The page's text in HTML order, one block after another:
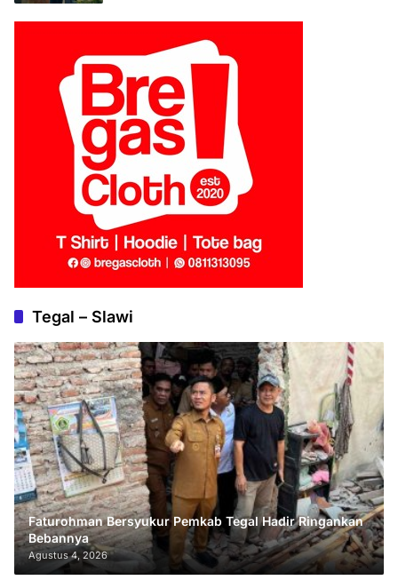
Tegal – Slawi
Faturohman Bersyukur Pemkab Tegal Hadir Ringankan
Bebannya
Agustus 4, 2026